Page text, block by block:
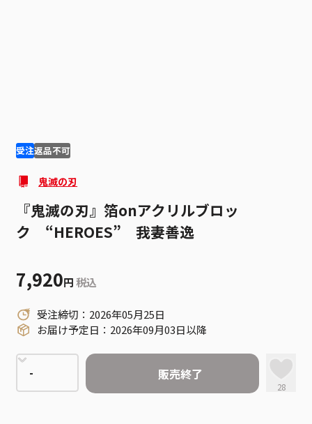
受注返品不可
鬼滅の刃
『鬼滅の刃』箔onアクリルブロッ
ク “HEROES” 我妻善逸
7,920円 税込
受注締切：2026年05月25日
お届け予定日：2026年09月03日以降
販売終了
28